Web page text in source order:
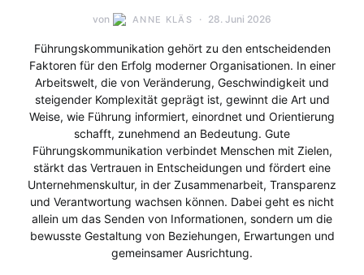
von ANNE KLÄS 28. Juni 2026
Führungskommunikation gehört zu den entscheidenden
Faktoren für den Erfolg moderner Organisationen. In einer
Arbeitswelt, die von Veränderung, Geschwindigkeit und
steigender Komplexität geprägt ist, gewinnt die Art und
Weise, wie Führung informiert, einordnet und Orientierung
schafft, zunehmend an Bedeutung. Gute
Führungskommunikation verbindet Menschen mit Zielen,
stärkt das Vertrauen in Entscheidungen und fördert eine
Unternehmenskultur, in der Zusammenarbeit, Transparenz
und Verantwortung wachsen können. Dabei geht es nicht
allein um das Senden von Informationen, sondern um die
bewusste Gestaltung von Beziehungen, Erwartungen und
gemeinsamer Ausrichtung.